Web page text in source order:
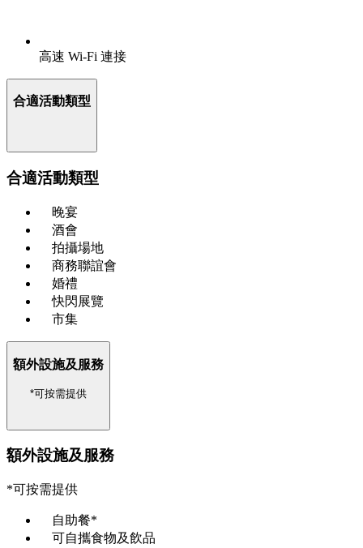
高速 Wi-Fi 連接
合適活動類型
合適活動類型
晚宴
酒會
拍攝場地
商務聯誼會
婚禮
快閃展覽
市集
額外設施及服務
*可按需提供
額外設施及服務
*可按需提供
自助餐*
可自攜食物及飲品